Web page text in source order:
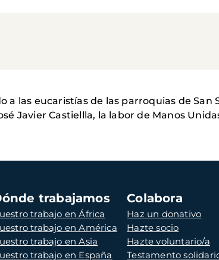
a las eucaristías de las parroquias de San
Javier Castiellla, la labor de Manos
trabajamos
trabajo en África
trabajo en América
trabajo en Asia
trabajo en España
Colabora
Haz un donativo
Hazte socio
Hazte voluntario/a
Testamento